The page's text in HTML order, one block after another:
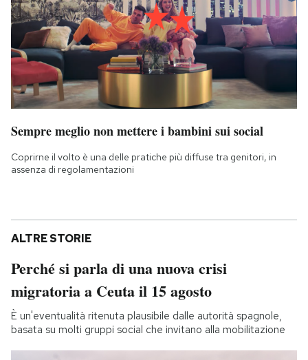
Sempre meglio non mettere i bambini sui social
Coprirne il volto è una delle pratiche più diffuse tra genitori, in
assenza di regolamentazioni
ALTRE STORIE
Perché si parla di una nuova crisi
migratoria a Ceuta il 15 agosto
È un'eventualità ritenuta plausibile dalle autorità spagnole,
basata su molti gruppi social che invitano alla mobilitazione